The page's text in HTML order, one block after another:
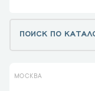
МОСКВА